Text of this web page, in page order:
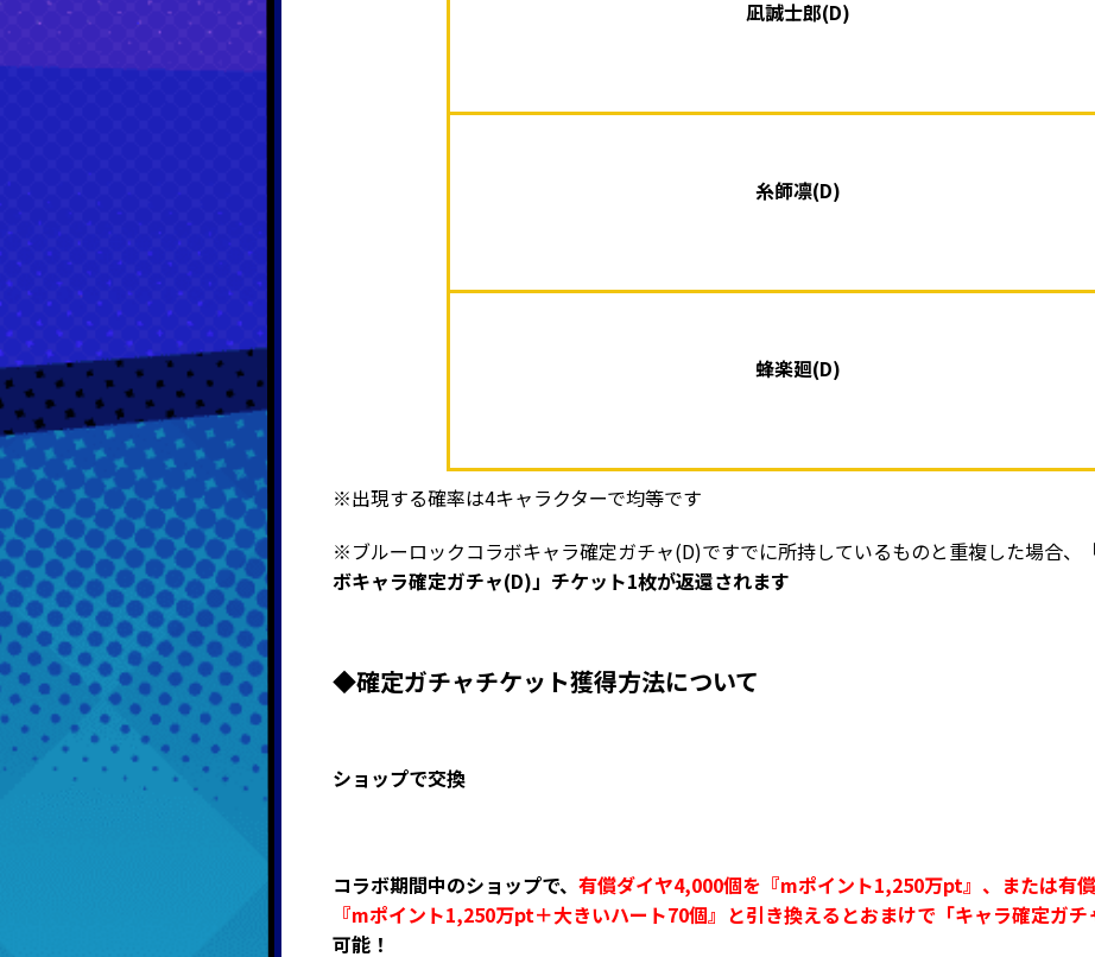
凪誠士郎(D)
糸師凛(D)
蜂楽廻(D)
※出現する確率は4キャラクターで均等です
※ブルーロックコラボキャラ確定ガチャ(D)ですでに所持しているものと重複した場合、
ボキャラ確定ガチャ(D)」チケット1枚が返還されます
◆確定ガチャチケット獲得方法について
ショップで交換
コラボ期間中のショップで、 有償ダイヤ4,000個を『mポイント1,250万pt』、または有
『mポイント1,250万pt＋大きいハート70個』 と引き換えるとおまけで「キャラ確定ガチ
可能！